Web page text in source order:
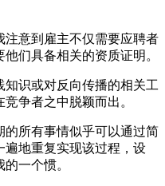
意到雇主不仅需要应聘者
们具备相关的资质证明。
识或对反向传播的相关工
争者之中脱颖而出。
所有事情似乎可以通过简
遍地重复实现该过程，设
一个惯。